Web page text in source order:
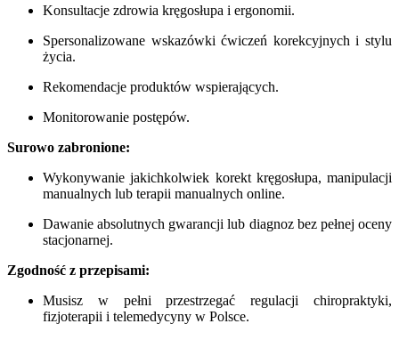
Konsultacje zdrowia kręgosłupa i ergonomii.
Spersonalizowane wskazówki ćwiczeń korekcyjnych i stylu
życia.
Rekomendacje produktów wspierających.
Monitorowanie postępów.
Surowo zabronione:
Wykonywanie jakichkolwiek korekt kręgosłupa, manipulacji
manualnych lub terapii manualnych online.
Dawanie absolutnych gwarancji lub diagnoz bez pełnej oceny
stacjonarnej.
Zgodność z przepisami:
Musisz w pełni przestrzegać regulacji chiropraktyki,
fizjoterapii i telemedycyny w Polsce.